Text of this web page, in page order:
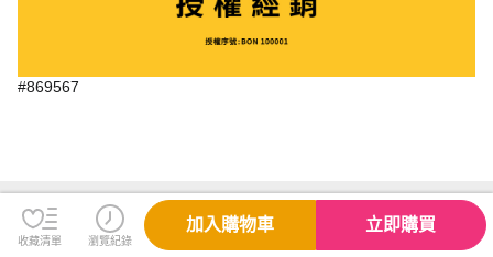
#869567
規格說明
收藏清單 瀏覽紀錄
加入購物車 立即購買